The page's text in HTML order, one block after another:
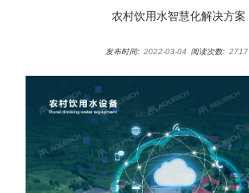
农村饮用水智慧化解决方案
发布时间: 2022-03-04 阅读次数: 2717